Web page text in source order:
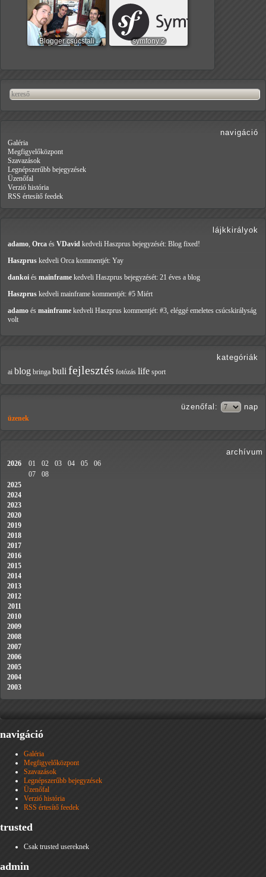
Blogger csúcstali symfony 2
navigáció
Galéria
Megfigyelőközpont
Szavazások
Legnépszerűbb bejegyzések
Üzenőfal
Verzió história
RSS értesítő feedek
lájkkirályok
adamo, Orca és VDavid kedveli Haszprus bejegyzését: Blog fixed!
Haszprus kedveli Orca kommentjét: Yay
dankoi és mainframe kedveli Haszprus bejegyzését: 21 éves a blog
Haszprus kedveli mainframe kommentjét: #5 Miért
adamo és mainframe kedveli Haszprus kommentjét: #3, eléggé emeletes csúcskirályság
volt
kategóriák
ai blog bringa buli fejlesztés fotózás life sport
üzenőfal : nap
üzenek
archívum
2026 01 02 03 04 05
06
07
08
2025
2024
2023
2020
2019
2018
2017
2016
2015
2014
2013
2012
2011
2010
2009
2008
2007
2006
2005
2004
2003
navigáció
Galéria
Megfigyelőközpont
Szavazások
Legnépszerűbb bejegyzések
Üzenőfal
Verzió história
RSS értesítő feedek
trusted
Csak trusted usereknek
admin